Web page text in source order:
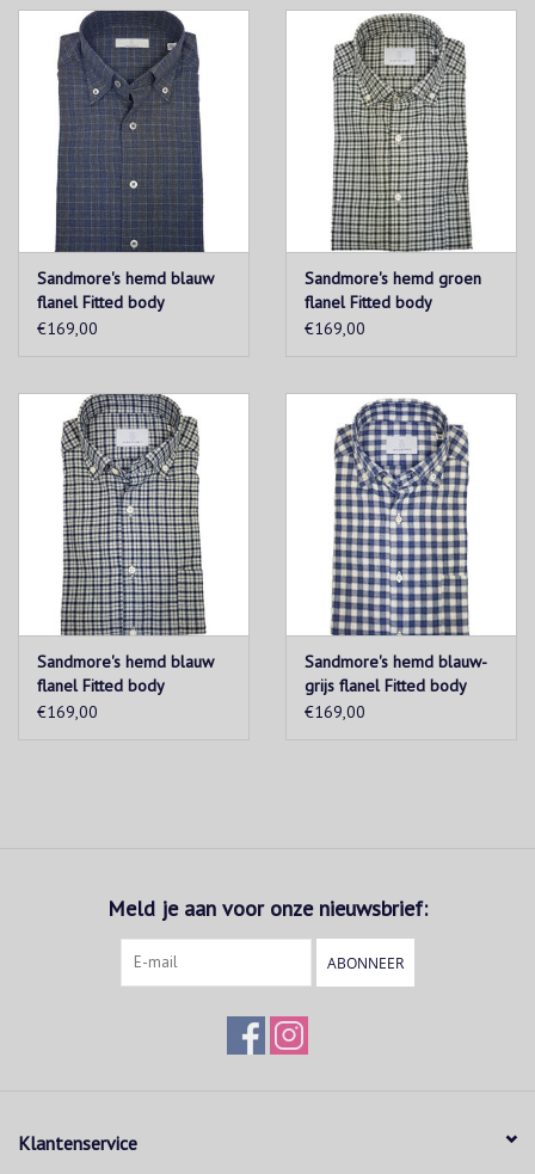
Wassen tot een temperatuur van 30°C in een normale wascyclus.
Het kledingstuk mag niet worden behandeld met bleekmiddel.
Matig heet strijken (150°C).
Sandmore's hemd blauw
flanel Fitted body
€169,00
Sandmore's hemd groen
flanel Fitted body
€169,00
Sandmore's hemd blauw
flanel Fitted body
€169,00
Sandmore's hemd blauw-
grijs flanel Fitted body
€169,00
Meld je aan voor onze nieuwsbrief:
ABONNEER
Klantenservice